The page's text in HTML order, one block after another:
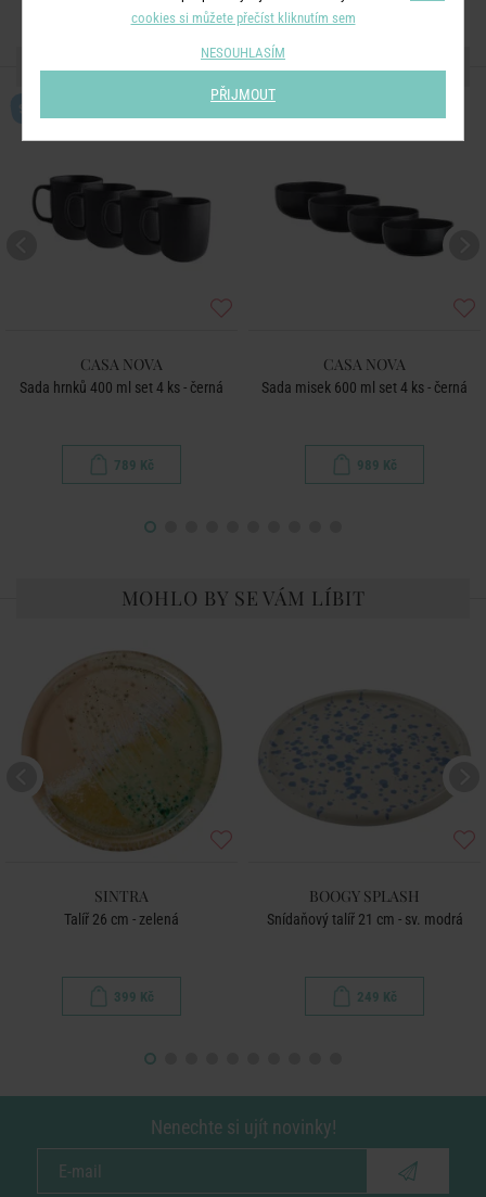
DALŠÍ PRODUKTY ZE SÉRIE
CASA NOVA
Sada hrnků 400 ml set 4 ks - černá
789 Kč
SET
CASA NOVA
Sada misek 600 ml set 4 ks - černá
989 Kč
MOHLO BY SE VÁM LÍBIT
SINTRA
Talíř 26 cm - zelená
399 Kč
BOOGY SPLASH
Snídaňový talíř 21 cm - sv. modrá
249 Kč
Nenechte si ujít novinky!
cookies si můžete přečíst kliknutím sem
NESOUHLASÍM
PŘIJMOUT